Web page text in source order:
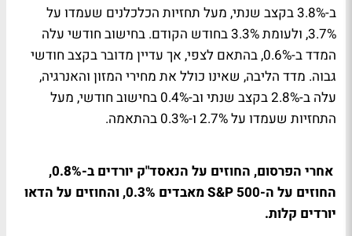
ב-3.8% בקצב שנתי, מעל תחזיות הכלכלנים שעמדו על
3.7%, ולעומת 3.3% בחודש הקודם. בחישוב חודשי עלה
המדד ב-0.6%, בהתאם לצפי, אך עדיין מדובר בקצב חודשי
גבוה. מדד הליבה, שאינו כולל את מחירי המזון והאנרגיה,
עלה ב-2.8% בקצב שנתי וב-0.4% בחישוב חודשי, מעל
התחזיות שעמדו על 2.7% ו-0.3% בהתאמה.
אחרי הפרסום, החוזים על הנאסד"ק יורדים ב-0.8%,
החוזים על ה-S&P 500 מאבדים 0.3%, והחוזים על הדאו
יורדים קלות.